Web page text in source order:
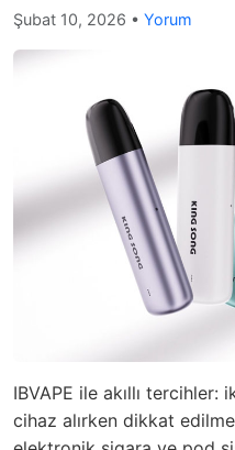
Şubat 10, 2026 • Yorum
IBVAPE ile akıllı
cihaz alırken dikkat